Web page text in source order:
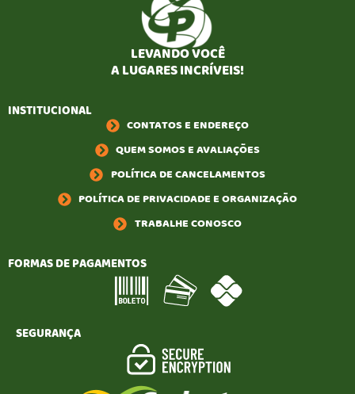
LEVANDO VOCÊ
A LUGARES INCRÍVEIS!
INSTITUCIONAL
CONTATOS E ENDEREÇO
QUEM SOMOS E AVALIAÇÕES
POLÍTICA DE CANCELAMENTOS
POLÍTICA DE PRIVACIDADE E ORGANIZAÇÃO
TRABALHE CONOSCO
FORMAS DE PAGAMENTOS
SEGURANÇA